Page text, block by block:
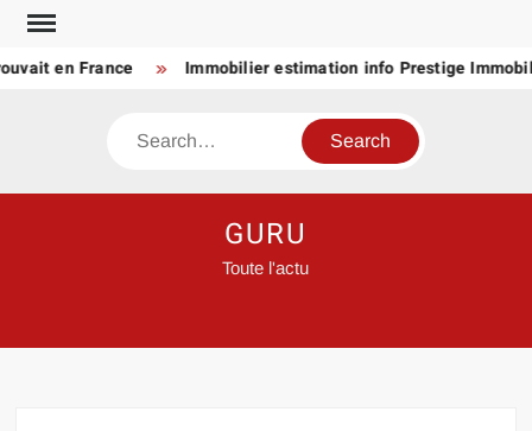
Skip
contenten France Immobilier estimation info Prestige
Search
GURU
Toute l'actu